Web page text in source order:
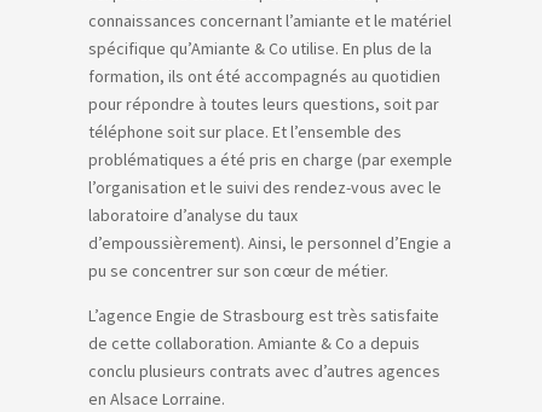
connaissances concernant l’amiante et le matériel
spécifique qu’Amiante & Co utilise. En plus de la
formation, ils ont été accompagnés au quotidien
pour répondre à toutes leurs questions, soit par
téléphone soit sur place. Et l’ensemble des
problématiques a été pris en charge (par exemple
l’organisation et le suivi des rendez-vous avec le
laboratoire d’analyse du taux
d’empoussièrement). Ainsi, le personnel d’Engie a
pu se concentrer sur son cœur de métier.
L’agence Engie de Strasbourg est très satisfaite
de cette collaboration. Amiante & Co a depuis
conclu plusieurs contrats avec d’autres agences
en Alsace Lorraine.